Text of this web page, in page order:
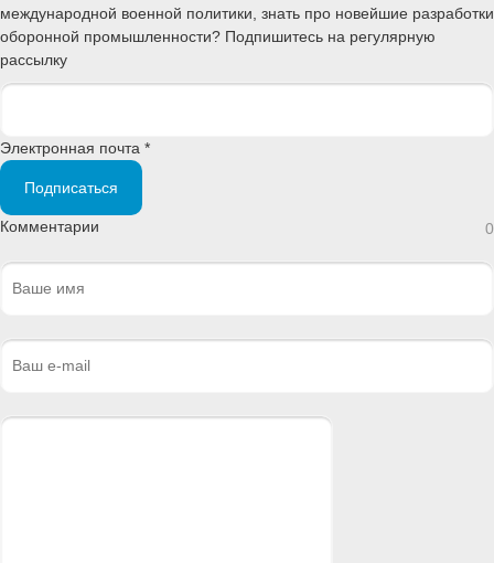
международной военной политики, знать про новейшие разработки
оборонной промышленности? Подпишитесь на регулярную
рассылку
Электронная почта *
Подписаться
Комментарии 0